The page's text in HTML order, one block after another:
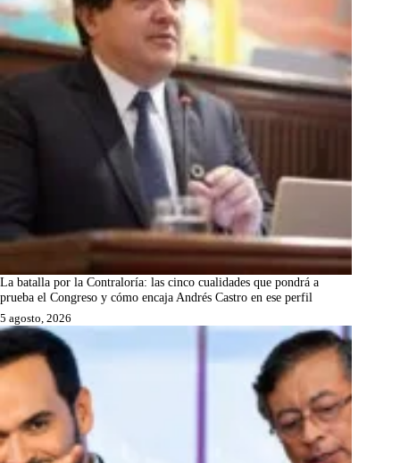
La batalla por la Contraloría: las cinco cualidades que pondrá a
prueba el Congreso y cómo encaja Andrés Castro en ese perfil
5 agosto, 2026